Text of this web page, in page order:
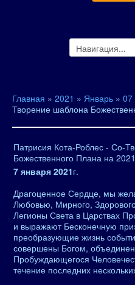
Главная » 2021 » Январь » 07
Творение шаблона
Патрисия Кота-Роблес - Со-
Божественного Плана на
7 января 2021г.
Драгоценное Сердце, мы
Любовью, Мирного,
Легионы Света в Царствах
и выражают Бесконечную
преобразующие жизнь
совершены Богом,
Пробуждающегося
течение последних